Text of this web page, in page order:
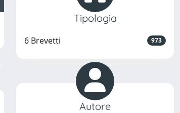
Tipologia
6 Brevetti 973
Autore